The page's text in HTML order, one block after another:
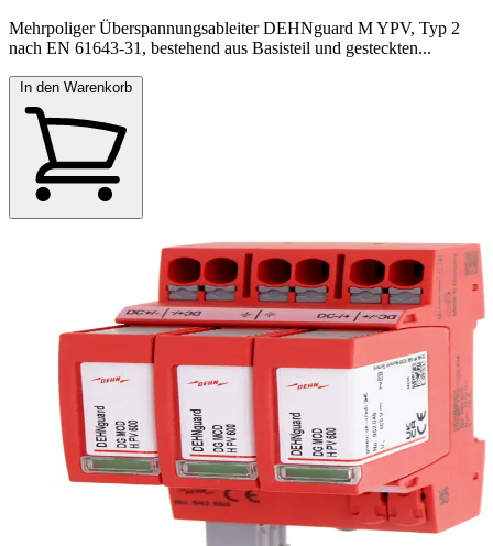
Mehrpoliger Überspannungsableiter DEHNguard M YPV, Typ 2
nach EN 61643-31, bestehend aus Basisteil und gesteckten...
In den Warenkorb